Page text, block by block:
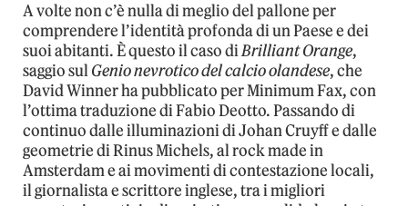
A volte non c’è nulla di meglio del pallone per
comprendere l’identità profonda di un Paese e dei
suoi abitanti. È questo il caso diBrilliant Orange,
saggio sulGenio nevrotico del calcio olandese, che
David Winner ha pubblicato per Minimum Fax, con
l’ottima traduzione di Fabio Deotto. Passando di
continuo dalle illuminazioni di Johan Cruyff e dalle
geometrie di Rinus Michels, al rock made in
Amsterdam e ai movimenti di contestazione locali,
il giornalista e scrittore inglese, tra i migliori